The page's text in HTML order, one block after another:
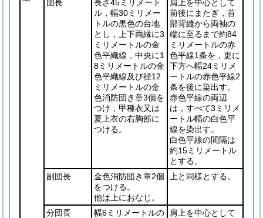
団長
長さ45ミリメート
ル，幅30ミリメー
トルの黒色の台地
とし，上下両縁に3
ミリメートルの金
色平織線，中央に1
8ミリメートルの金
色平織線及び径12
ミリメートルの金
色消防団き章3個を
つけ，甲種衣又は
夏上衣の右胸部に
つける。
肩上を中心として
前後にまたぎ，首
部背縫から両袖の
端に至るまで約84
ミリメートルの赤
色平線1条を，更に
下方へ幅24ミリメ
ートルの赤色平線2
条を後に染出す。
赤色平線の両辺
は，すべて3ミリメ
ートル幅の白色平
線を染出す。
白色平線の間隔は
約15ミリメートル
とする。
副団長
金色消防団き章2個
をつける。
他は上におなじ。
上と同様とする。
分団長
幅6ミリメートルの
肩上を中心として